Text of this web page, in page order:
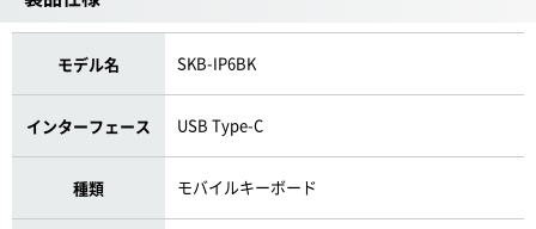
モデル名 SKB-IP6BK
インターフェース USB Type-C
種類 モバイルキーボード